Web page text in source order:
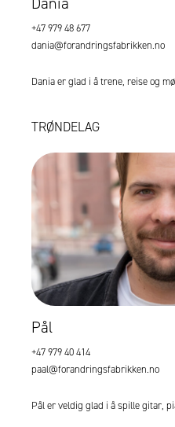
+47 979 48 677
dania@forandringsfabrikken.no
Dania er glad i å trene, reise og
TRØNDELAG
Pål
+47 979 40 414
paal@forandringsfabrikken.no
Pål er veldig glad i å spille gitar,